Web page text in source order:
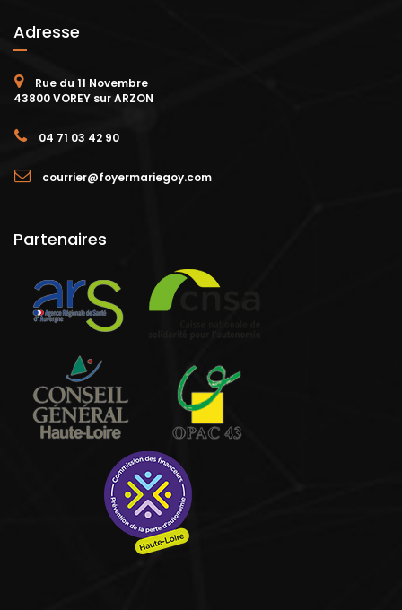
Adresse
Rue du 11 Novembre
43800 VOREY sur ARZON
04 71 03 42 90
courrier@foyermariegoy.com
Partenaires